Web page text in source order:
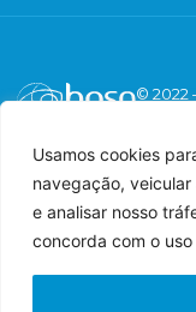
Usamos cookies
navegação,
e analisar nosso
concorda com o
© 2022